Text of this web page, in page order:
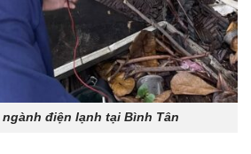
điện lạnh tại Bình Tân